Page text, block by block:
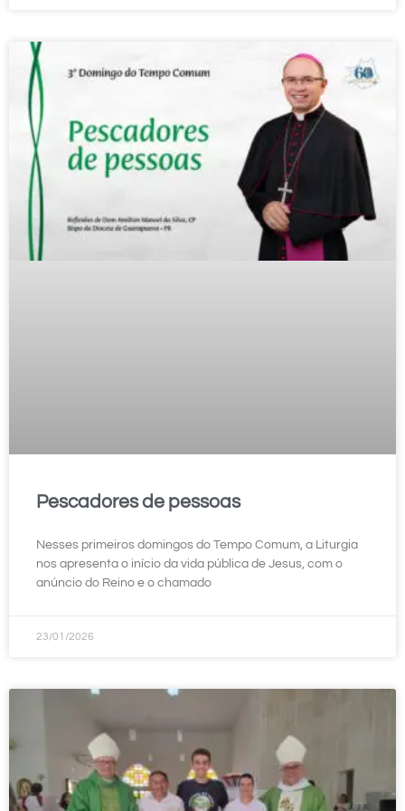
Pescadores de pessoas
Nesses primeiros domingos do Tempo Comum, a Liturgia
nos apresenta o início da vida pública de Jesus, com o
anúncio do Reino e o chamado
23/01/2026